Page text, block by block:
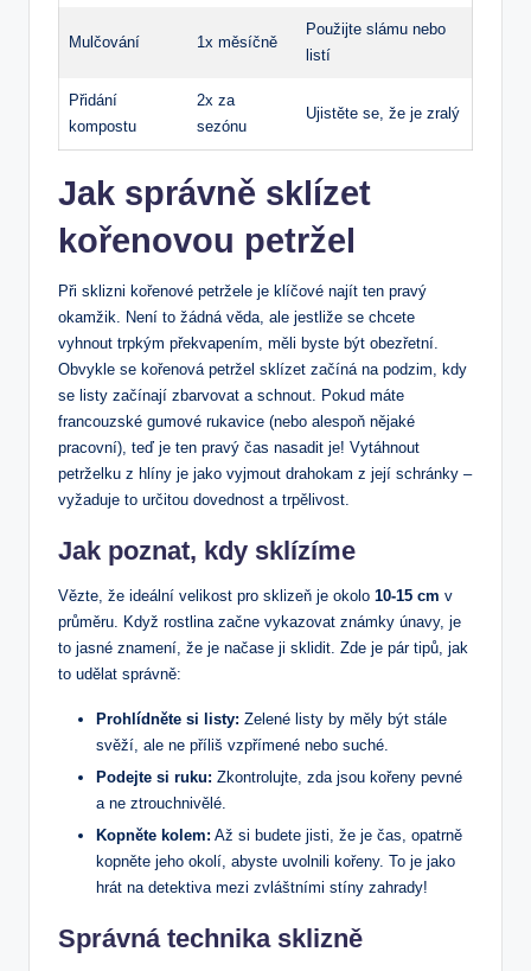
Mulčování 1x měsíčně
Použijte slámu nebo
listí
Přidání
kompostu
2x za
sezónu
Ujistěte se, že je zralý
Jak správně sklízet
kořenovou petržel
Při sklizni kořenové petržele je klíčové najít ten pravý
okamžik. Není to žádná věda, ale jestliže se chcete
vyhnout trpkým překvapením, měli byste být obezřetní.
Obvykle se kořenová petržel sklízet začíná na podzim, kdy
se listy začínají zbarvovat a schnout. Pokud máte
francouzské gumové rukavice (nebo alespoň nějaké
pracovní), teď je ten pravý čas nasadit je! Vytáhnout
petrželku z hlíny je jako vyjmout drahokam z její schránky –
vyžaduje to určitou dovednost a trpělivost.
Jak poznat, kdy sklízíme
Vězte, že ideální velikost pro sklizeň je okolo 10-15 cm v
průměru. Když rostlina začne vykazovat známky únavy, je
to jasné znamení, že je načase ji sklidit. Zde je pár tipů, jak
to udělat správně:
Prohlídněte si listy: Zelené listy by měly být stále
svěží, ale ne příliš vzpřímené nebo suché.
Podejte si ruku: Zkontrolujte, zda jsou kořeny pevné
a ne ztrouchnivělé.
Kopněte kolem: Až si budete jisti, že je čas, opatrně
kopněte jeho okolí, abyste uvolnili kořeny. To je jako
hrát na detektiva mezi zvláštními stíny zahrady!
Správná technika sklizně